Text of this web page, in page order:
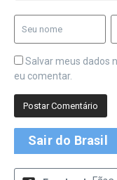
Salvar meus dados
eu comentar.
Sair do Brasil